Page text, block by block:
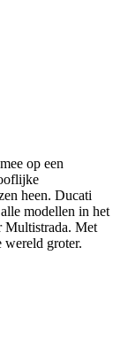
op een
heen. Ducati
modellen in het
Multistrada. Met
groter.